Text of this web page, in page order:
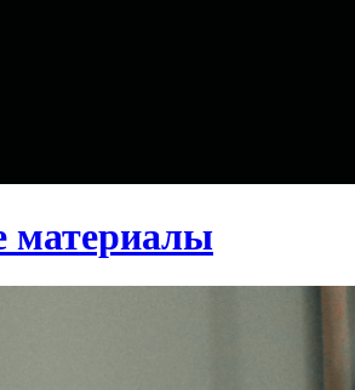
материалы